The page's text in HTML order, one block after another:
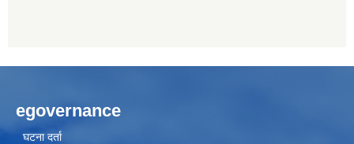
egovernance
घटना दर्ता